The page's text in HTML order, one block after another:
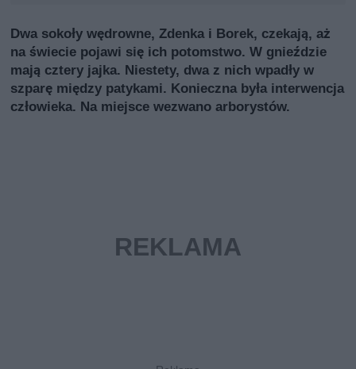
Dwa sokoły wędrowne, Zdenka i Borek, czekają, aż
na świecie pojawi się ich potomstwo. W gnieździe
mają cztery jajka. Niestety, dwa z nich wpadły w
szparę między patykami. Konieczna była interwencja
człowieka. Na miejsce wezwano arborystów.